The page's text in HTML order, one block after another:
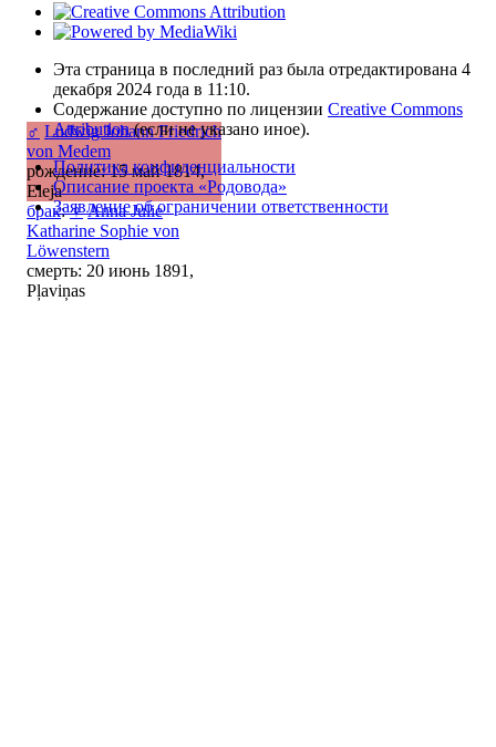
♂ Ludwig Johann Friedrich
von Medem
рождение: 15 май 1814,
Eleja
брак:♀ Anna Julie
Katharine Sophie von
Löwenstern
смерть: 20 июнь 1891,
Pļaviņas
Эта страница в последний раз была отредактирована 4
декабря 2024 года в 11:10.
Содержание доступно по лицензии Creative Commons
Attribution(если не указано иное).
Политика конфиденциальности
Описание проекта «Родовода»
Заявление об ограничении ответственности